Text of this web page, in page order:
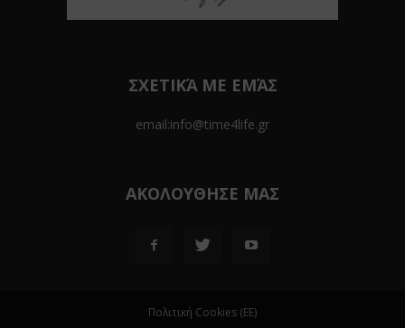
ΣΧΕΤΙΚΆ ΜΕ ΕΜΆΣ
email:info@time4life.gr
ΑΚΟΛΟΥΘΗΣΕ ΜΑΣ
Πολιτική Cookies (ΕΕ)